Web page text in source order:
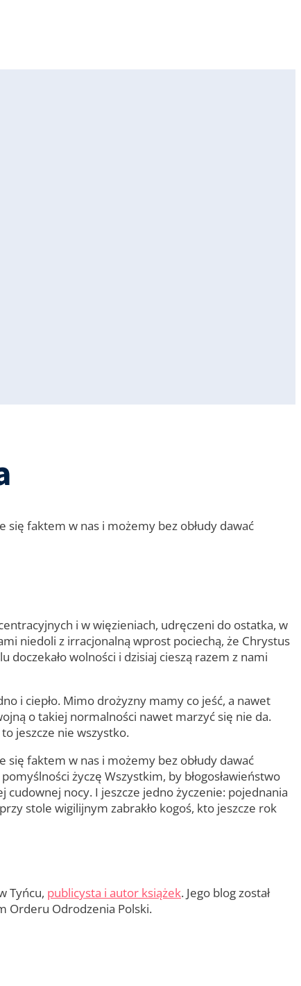
się faktem w nas i możemy bez obłudy dawać
i w więzieniach, udręczeni do ostatka, w
niedoli z irracjonalną wprost pociechą, że Chrystus
doczekało wolności i dzisiaj cieszą razem z nami
i ciepło. Mimo drożyzny mamy co jeść, a nawet
o takiej normalności nawet marzyć się nie da.
jeszcze nie wszystko.
się faktem w nas i możemy bez obłudy dawać
życzę Wszystkim, by błogosławieństwo
nocy. I jeszcze jedno życzenie: pojednania
stole wigilijnym zabrakło kogoś, kto jeszcze rok
Tyńcu, publicysta i autor książek. Jego blog został
Orderu Odrodzenia Polski.